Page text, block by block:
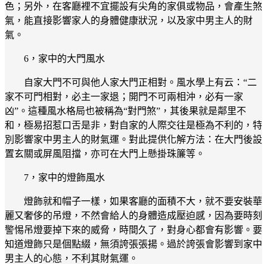
色；另外，在客廳裡不宜擺設有尖角的家俱或物品，會產生煞
氣，能直接影響家人的身體健康狀況，以及家中男主人的財
氣。
6，家中的大門風水
自家大門不可與他人家大門正相對。風水學上有云：“二
家不可門相對，必主一家退；開門不可兩相沖，必有一家
凶”。這種風水格局也被稱為“對門煞”，其後果就是鄰里不
和，極易招惹口舌是非，對自家的人際交往是極為不利的，特
別影響家中男主人的財氣運。對此提供化解方法：在大門後設
置玄關或屏風阻擋，亦可在大門上懸掛珠簾等。
7，家中的燈飾風水
燈飾就和帽子一樣，如果客廳的面積不大，就不要安裝華
麗又奢侈的吊燈，不然會給人的身體造成壓迫感，因為要時刻
警惕吊燈要掉下來的威脅，時間久了，對身心都會有影響。要
知道燈飾只是個點綴，無須誇張張揚。過於誇張會影響到家中
男主人的心態，不利其財氣運。